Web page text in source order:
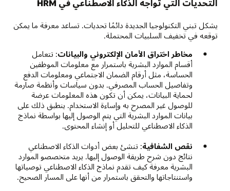
التحديات التي تواجه الذكاء الاصطناعي في HRM
يشكل تبني التكنولوجيا الجديدة دائمًا تحديات. تساعد معرفة ما يمكن
توقعه في تخفيف السلبيات المحتملة.
مخاطر اختراق الأمان الإلكتروني والبيانات: تتعامل
أقسام الموارد البشرية باستمرار مع معلومات الموظفين
الحساسة، مثل أرقام الضمان الاجتماعي ومعلومات الدفع
وتفاصيل الحساب المصرفي. بدون سياسات وأنظمة صارمة
لحماية البيانات، يمكن أن تكون هذه المعلومات عرضة
للوصول غير المصرح به وإساءة الاستخدام. ينطبق ذلك على
بيانات الموارد البشرية التي يتم الوصول إليها بواسطة نماذج
الذكاء الاصطناعي للتحليل أو إنشاء المحتوى.
نقص الشفافية: تنشئ بعض أدوات الذكاء الاصطناعي
نتائج دون شرح طريقة الوصول إليها. يريد متخصصو الموارد
البشرية معرفة كيف تقدم نماذج الذكاء الاصطناعي توصياتها
واستنتاجاتها والتحقق باستمرار من أنها على المسار الصحيح.